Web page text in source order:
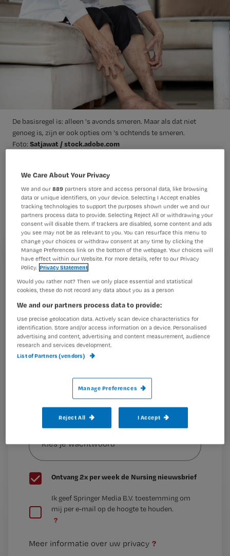
De basisregel is: alleen 's avonds smeren. Maar als dat niet
genoeg is, zijn er ook opties om 's ochtends te smeren.
Foto: Satjawat / stock.adobe.com
Registreren
Wil je dit artikel lezen?
Maak gratis een account aan en lees 2
artikelen gratis per maand
Al een account of abonnement?Log dan in
mailadres?
Kies
wachtwoord
G
e
t
Ontvang 2x per week de Nursing nieuwsbrief
e
t
Ik geef Springer Media B.V. toestemming om
mij per e-mail op de hoogte te houden.
?
Meer informatie over uw privacy ?
Mag je bij een cliënt met een
therapeutisch elastische kouse (TEK)
echt alleen ’s avonds de benen
insmeren? En wat kun je verder doen
tegen droge benen bij therapeutisch
elastische kousen? Bandagist en
docent Ina Sissingh geeft antwoord.
We Care About Your Privacy
We and our889 partners store and access personal data, like browsing
data or unique identifiers, on your device. Selecting I Accept enables
tracking technologies to support the purposes shown under we and our
partners process data to provide. Selecting Reject All or withdrawing your
consent will disable them. If trackers are disabled, some content and ads
you see may not be as relevant to you. You can resurface this menu to
change your choices or withdraw consent at any time by clicking the
Manage Preferences link on the bottom of the webpage. Your choices will
have effect within our Website. For more details, refer to our Privacy
Policy. Privacy Statement
Would you rather not? Then we only place essential and statistical
cookies, these do not record any data about you as a person
We and our partners process data to provide:
Use precise geolocation data. Actively scan device characteristics for
identification. Store and/or access information on a device. Personalised
advertising and content, advertising and content measurement, audience
research and services development.
List of Partners (vendors)
Manage Preferences
Reject All I Accept